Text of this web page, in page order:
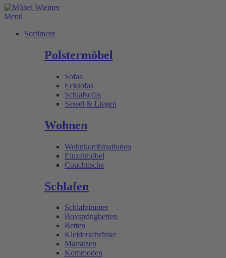
Menü
Sortiment
Polstermöbel
Sofas
Ecksofas
Schlafsofas
Sessel & Liegen
Wohnen
Wohnkombinationen
Einzelmöbel
Couchtische
Schlafen
Schlafzimmer
Boxspringbetten
Betten
Kleiderschränke
Matratzen
Kommoden